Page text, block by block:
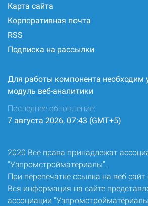
Карта сайта
Корпоративная почта
RSS
Подписка на рассылки
Для работы компонента необходим
модуль веб-аналитики
Последнее обновление:
7 августа 2026, 07:43 (GMT+5)
2020 Все права принадлежат
“Узпромстройматериалы”.
При перепечатке ссылка на веб сайт
Вся информация на сайте
ассоциации